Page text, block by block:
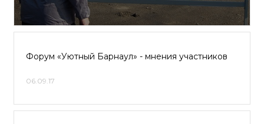
Форум «Уютный Барнаул» - мнения участников
06.09.17